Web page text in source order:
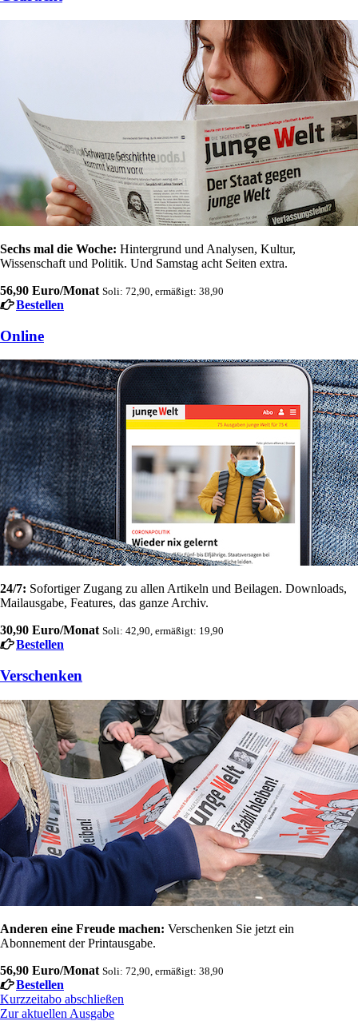
Sechs mal die Woche: Hintergrund und Analysen, Kultur,
Wissenschaft und Politik. Und Samstag acht Seiten extra.
56,90 Euro/Monat Soli: 72,90, ermäßigt: 38,90
Bestellen
Online
24/7: Sofortiger Zugang zu allen Artikeln und Beilagen. Downloads,
Mailausgabe, Features, das ganze Archiv.
30,90 Euro/Monat Soli: 42,90, ermäßigt: 19,90
Bestellen
Verschenken
Anderen eine Freude machen: Verschenken Sie jetzt ein
Abonnement der Printausgabe.
56,90 Euro/Monat Soli: 72,90, ermäßigt: 38,90
Bestellen
Kurzzeitabo abschließen
Zur aktuellen Ausgabe